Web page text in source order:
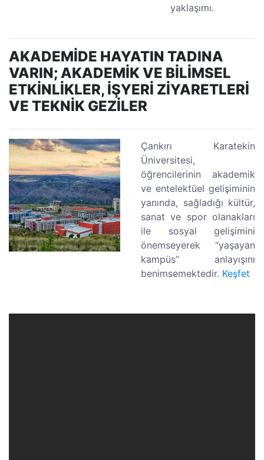
yaklaşımı.
AKADEMİDE HAYATIN TADINA
VARIN; AKADEMİK VE BİLİMSEL
ETKİNLİKLER, İŞYERİ ZİYARETLERİ
VE TEKNİK GEZİLER
Çankırı Karatekin
Üniversitesi,
öğrencilerinin akademik
ve entelektüel gelişiminin
yanında, sağladığı kültür,
sanat ve spor olanakları
ile sosyal gelişimini
önemseyerek “yaşayan
kampüs” anlayışını
benimsemektedir. Keşfet